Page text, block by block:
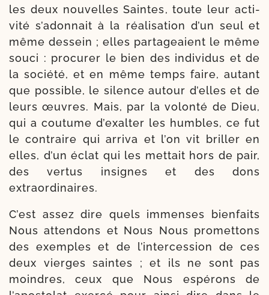
les deux nou­velles Saintes, toute leur acti­
vi­té s’adonnait à la réa­li­sa­tion d’un seul et
même des­sein ; elles par­ta­geaient le même
sou­ci : pro­cu­rer le bien des indi­vidus et de
la socié­té, et en même temps faire, autant
que pos­sible, le silence autour d’elles et de
leurs œuvres. Mais, par la volon­té de Dieu,
qui a cou­tume d’exalter les humbles, ce fut
le contraire qui arri­va et l’on vit briller en
elles, d’un éclat qui les met­tait hors de pair,
des ver­tus insignes et des dons
extraordinaires.
C’est assez dire quels immenses bien­faits
Nous atten­dons et Nous Nous pro­met­tons
des exemples et de l’intercession de ces
deux vierges saintes ; et ils ne sont pas
moindres, ceux que Nous espé­rons de